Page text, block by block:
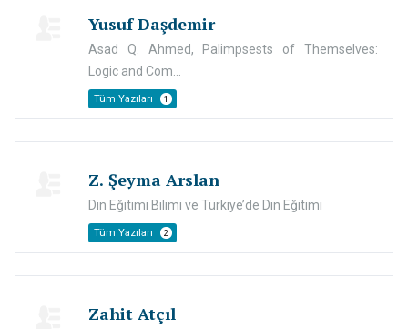
Yusuf Daşdemir
Asad Q. Ahmed, Palimpsests of Themselves:
Logic and Com...
Tüm Yazıları 1
Z. Şeyma Arslan
Din Eğitimi Bilimi ve Türkiye’de Din Eğitimi
Tüm Yazıları 2
Zahit Atçıl